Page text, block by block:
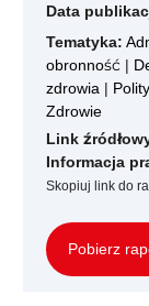
Data
Tematyka:
obronność |
zdrowia |
Zdrowie
Link
Informacja
Skopiuj link do
Pobierz